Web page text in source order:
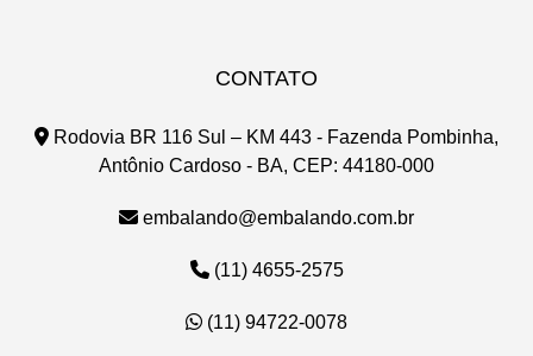
CONTATO
Rodovia BR 116 Sul – KM 443 - Fazenda Pombinha,
Antônio Cardoso - BA, CEP: 44180-000
embalando@embalando.com.br
(11) 4655-2575
(11) 94722-0078